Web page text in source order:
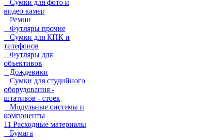
Сумки для фото и
видео камер
Ремни
Футляры прочие
Сумки для КПК и
телефонов
Футляры для
объективов
Дождевики
Сумки для студийного
оборудования -
штативов - стоек
Модульные системы и
компоненты
11 Расходные материалы
Бумага